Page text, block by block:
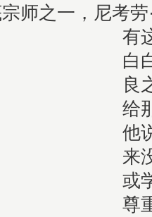
师之一，尼考
有
白
良
给
他
来
或
尊